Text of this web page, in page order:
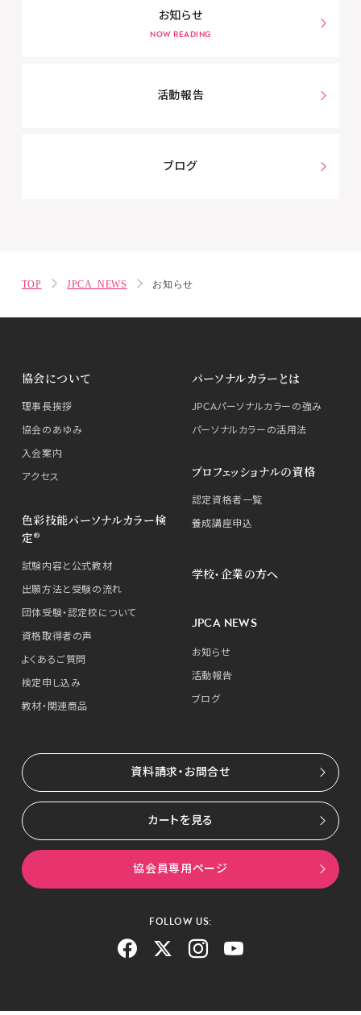
お知らせ
活動報告
ブログ
TOP JPCA NEWS お知らせ
協会について
理事長挨拶
協会のあゆみ
入会案内
アクセス
パーソナルカラーとは
JPCAパーソナルカラーの強み
パーソナルカラーの活用法
色彩技能パーソナルカラー検
定®
試験内容と公式教材
出願方法と受験の流れ
団体受験・認定校について
資格取得者の声
よくあるご質問
検定申し込み
教材・関連商品
プロフェッショナルの資格
認定資格者一覧
養成講座申込
学校・企業の方へ
JPCA NEWS
お知らせ
活動報告
ブログ
資料請求・お問合せ
カートを見る
協会員専用ページ
FOLLOW US: